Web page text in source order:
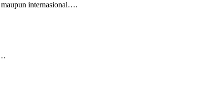
maupun internasional….